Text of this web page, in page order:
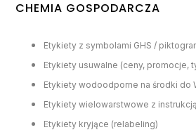
CHEMIA GOSPODARCZA
Etykiety z symbolami GHS /
Etykiety usuwalne (ceny, promocje,
Etykiety wodoodporne na środki do
Etykiety wielowarstwowe z instrukcją
Etykiety kryjące (relabeling)